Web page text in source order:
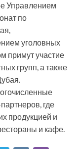
Управлением
по
уголовных
примут участие
групп, а также
где
продукцией и
и кафе.